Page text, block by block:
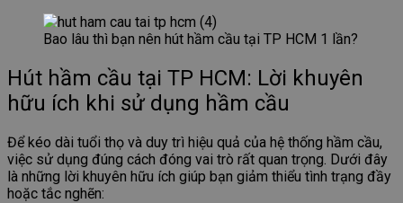
Bao lâu thì bạn nên hút hầm cầu tại TP HCM 1 lần?
Hút hầm cầu tại TP HCM: Lời khuyên
hữu ích khi sử dụng hầm cầu
Để kéo dài tuổi thọ và duy trì hiệu quả của hệ thống hầm cầu,
việc sử dụng đúng cách đóng vai trò rất quan trọng. Dưới đây
là những lời khuyên hữu ích giúp bạn giảm thiểu tình trạng đầy
hoặc tắc nghẽn: